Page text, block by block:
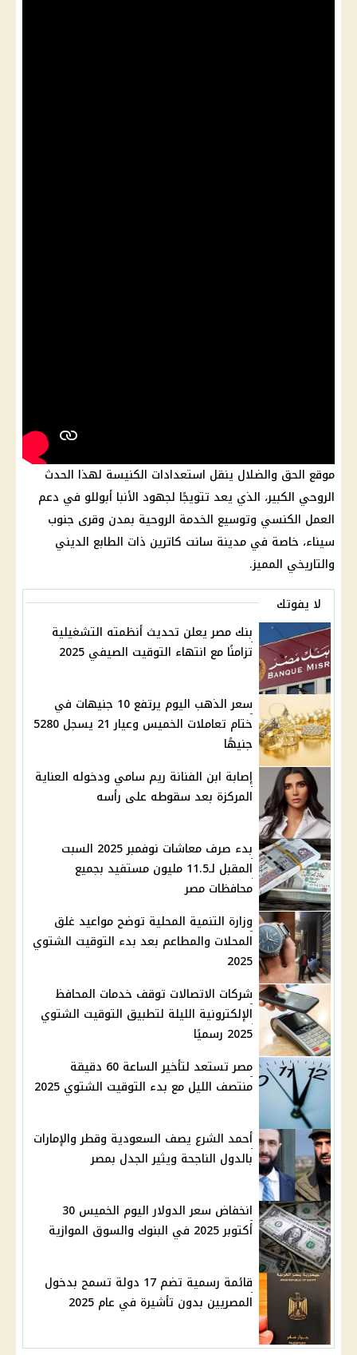
موقع الحق والضلال ينقل استعدادات الكنيسة لهذا الحدث
الروحي الكبير، الذي يعد تتويجًا لجهود الأنبا أبوللو في دعم
العمل الكنسي وتوسيع الخدمة الروحية بمدن وقرى جنوب
سيناء، خاصة في مدينة سانت كاترين ذات الطابع الديني
والتاريخي المميز.
لا يفوتك
بنك مصر يعلن تحديث أنظمته التشغيلية
تزامنًا مع انتهاء التوقيت الصيفي 2025
سعر الذهب اليوم يرتفع 10 جنيهات في
ختام تعاملات الخميس وعيار 21 يسجل 5280
جنيهًا
إصابة ابن الفنانة ريم سامي ودخوله العناية
المركزة بعد سقوطه على رأسه
بدء صرف معاشات نوفمبر 2025 السبت
المقبل لـ11.5 مليون مستفيد بجميع
محافظات مصر
وزارة التنمية المحلية توضح مواعيد غلق
المحلات والمطاعم بعد بدء التوقيت الشتوي
2025
شركات الاتصالات توقف خدمات المحافظ
الإلكترونية الليلة لتطبيق التوقيت الشتوي
2025 رسميًا
مصر تستعد لتأخير الساعة 60 دقيقة
منتصف الليل مع بدء التوقيت الشتوي 2025
أحمد الشرع يصف السعودية وقطر والإمارات
بالدول الناجحة ويثير الجدل بمصر
انخفاض سعر الدولار اليوم الخميس 30
أكتوبر 2025 في البنوك والسوق الموازية
قائمة رسمية تضم 17 دولة تسمح بدخول
المصريين بدون تأشيرة في عام 2025